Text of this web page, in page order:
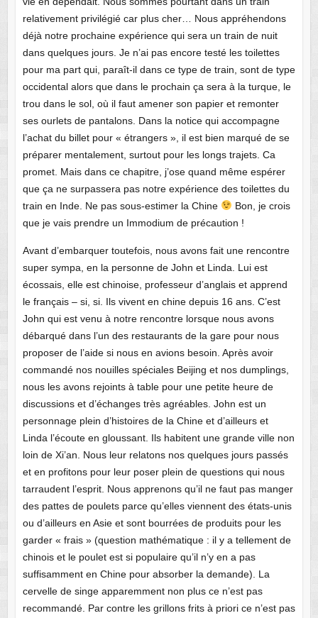
relativement privilégié car plus cher… Nous appréhendons
déjà notre prochaine expérience qui sera un train de nuit
dans quelques jours. Je n’ai pas encore testé les toilettes
pour ma part qui, paraît-il dans ce type de train, sont de type
occidental alors que dans le prochain ça sera à la turque, le
trou dans le sol, où il faut amener son papier et remonter
ses ourlets de pantalons. Dans la notice qui accompagne
l’achat du billet pour « étrangers », il est bien marqué de se
préparer mentalement, surtout pour les longs trajets. Ca
promet. Mais dans ce chapitre, j’ose quand même espérer
que ça ne surpassera pas notre expérience des toilettes du
train en Inde. Ne pas sous-estimer la Chine
Bon, je crois
que je vais prendre un Immodium de précaution !
Avant d’embarquer toutefois, nous avons fait une rencontre
super sympa, en la personne de John et Linda. Lui est
écossais, elle est chinoise, professeur d’anglais et apprend
le français – si, si. Ils vivent en chine depuis 16 ans. C’est
John qui est venu à notre rencontre lorsque nous avons
débarqué dans l’un des restaurants de la gare pour nous
proposer de l’aide si nous en avions besoin. Après avoir
commandé nos nouilles spéciales Beijing et nos dumplings,
nous les avons rejoints à table pour une petite heure de
discussions et d’échanges très agréables. John est un
personnage plein d’histoires de la Chine et d’ailleurs et
Linda l’écoute en gloussant. Ils habitent une grande ville non
loin de Xi’an. Nous leur relatons nos quelques jours passés
et en profitons pour leur poser plein de questions qui nous
tarraudent l’esprit. Nous apprenons qu’il ne faut pas manger
des pattes de poulets parce qu’elles viennent des états-unis
ou d’ailleurs en Asie et sont bourrées de produits pour les
garder « frais » (question mathématique : il y a tellement de
chinois et le poulet est si populaire qu’il n’y en a pas
suffisamment en Chine pour absorber la demande). La
cervelle de singe apparemment non plus ce n’est pas
recommandé. Par contre les grillons frits à priori ce n’est pas